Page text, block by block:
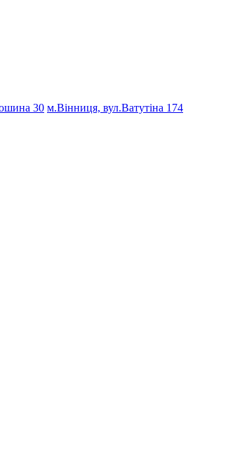
30 м.Вінниця, вул.Ватутіна 174